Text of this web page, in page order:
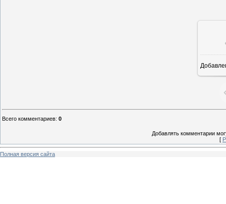
Всего комментариев: 0
Добавлять комментарии
[
Полная версия сайта